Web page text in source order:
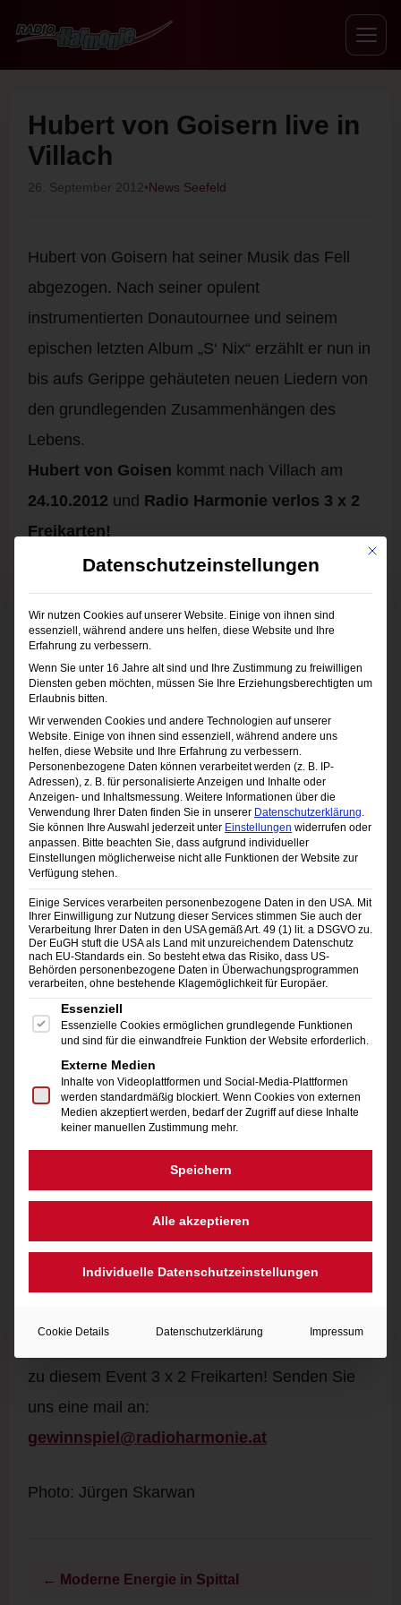
Hubert von Goisern live in
Villach
26. September 2012•News Seefeld
Hubert von Goisern hat seiner Musik das Fell
abgezogen. Nach seiner opulent
instrumentierten Donautournee und seinem
epischen letzten Album „S‘ Nix“ erzählt er nun in
bis aufs Gerippe gehäuteten neuen Liedern von
den grundlegenden Zusammenhängen des
Lebens.
Hubert von Goisen kommt nach Villach am
24.10.2012 und Radio Harmonie verlos 3 x 2
Freikarten!
Dem Sänger aus dem Salzkammergut sind auf
„Entweder und Oder“, radikal reduzierte Songs
gelungen, die ein Mann durchaus auch alleine
zur Gitarre vortragen kann, wenn es hart auf
hart kommt. Doch gemeinsam mit seiner Band,
die nur noch aus Schlagzeug, Bass und Gitarre
besteht, hat er in seinem Salzburger Studio
zwingend treibende Musik eingespielt, die auf
dem Weg zur Versöhnung waghalsige
Wendungen nimmt. Nach großen Abenteuern
und intensivem Auskundschaften wagt es
Hubert von Goisern nun, an den Ausgangspunkt
seiner Musik anzuschließen. Live zu erleben im
Rahmen seiner BRENNA TUATS-Tour 2012
auch in Österreich -. live, direkt und voll
ungebremster Lust an der Musik. Und nicht nur
der Sänger singt: Der Zuhörer singt mit –
innerlich zunächst, bald aber auch laut. Das hat
nichts mit Idylle zu tun – im Gegenteil: Der
daher, dass Hubert von Goisern Lieder aus
purer Substanz geschaffen hat, die so vertraut
und so natürlich klingen, als hätten sie immer
zu diesem Event 3 x 2 Freikarten! Senden Sie
uns eine mail an:
gewinnspiel@radioharmonie.at
Photo: Jürgen Skarwan
← Moderne Energie in Spittal
Mit
Datenschutzeinstellungen
Wir nutzen Cookies auf unserer Website. Einige von ihnen sind
essenziell, während andere uns helfen, diese Website und Ihre
Erfahrung zu verbessern.
Wenn Sie unter 16 Jahre alt sind und Ihre Zustimmung zu freiwilligen
Diensten geben möchten, müssen Sie Ihre Erziehungsberechtigten um
Erlaubnis bitten.
Wir verwenden Cookies und andere Technologien auf unserer
Website. Einige von ihnen sind essenziell, während andere uns
helfen, diese Website und Ihre Erfahrung zu verbessern.
Personenbezogene Daten können verarbeitet werden (z. B. IP-
Adressen), z. B. für personalisierte Anzeigen und Inhalte oder
Anzeigen- und Inhaltsmessung. Weitere Informationen über die
Verwendung Ihrer Daten finden Sie in unserer Datenschutzerklärung
Sie können Ihre Auswahl jederzeit unter Einstellungen widerrufen oder
anpassen. Bitte beachten Sie, dass aufgrund individueller
Einstellungen möglicherweise nicht alle Funktionen der Website zur
Verfügung stehen.
Einige Services verarbeiten personenbezogene Daten in den USA. Mit
Ihrer Einwilligung zur Nutzung dieser Services stimmen Sie auch der
Verarbeitung Ihrer Daten in den USA gemäß Art. 49 (1) lit. a DSGVO zu.
Der EuGH stuft die USA als Land mit unzureichendem Datenschutz
nach EU-Standards ein. So besteht etwa das Risiko, dass US-
Behörden personenbezogene Daten in Überwachungsprogrammen
verarbeiten, ohne bestehende Klagemöglichkeit für Europäer.
Es folgt eine Liste der Service-Gruppen, für die eine
Essenziell
Essenzielle Cookies ermöglichen grundlegende Funktionen
und sind für die einwandfreie Funktion der Website erforderlich.
Externe Medien
Inhalte von Videoplattformen und Social-Media-Plattformen
werden standardmäßig blockiert. Wenn Cookies von externen
Medien akzeptiert werden, bedarf der Zugriff auf diese Inhalte
keiner manuellen Zustimmung mehr.
Speichern
Alle akzeptieren
Individuelle Datenschutzeinstellungen
Cookie Details Datenschutzerklärung Impressum